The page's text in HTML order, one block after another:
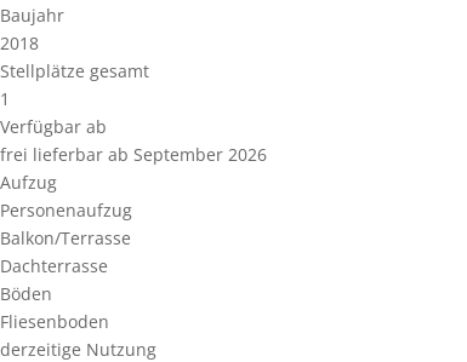
Baujahr
2018
Stellplätze gesamt
1
Verfügbar ab
frei lieferbar ab September 2026
Aufzug
Personenaufzug
Balkon/Terrasse
Dachterrasse
Böden
Fliesenboden
derzeitige Nutzung